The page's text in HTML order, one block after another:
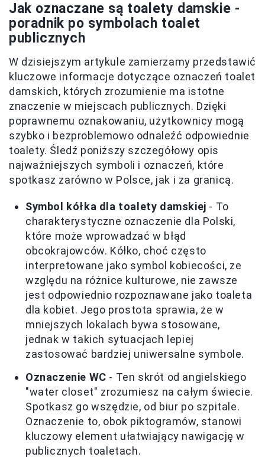
Jak oznaczane są toalety damskie -
poradnik po symbolach toalet
publicznych
W dzisiejszym artykule zamierzamy przedstawić
kluczowe informacje dotyczące oznaczeń toalet
damskich, których zrozumienie ma istotne
znaczenie w miejscach publicznych. Dzięki
poprawnemu oznakowaniu, użytkownicy mogą
szybko i bezproblemowo odnaleźć odpowiednie
toalety. Śledź poniższy szczegółowy opis
najważniejszych symboli i oznaczeń, które
spotkasz zarówno w Polsce, jak i za granicą.
Symbol kółka dla toalety damskiej - To
charakterystyczne oznaczenie dla Polski,
które może wprowadzać w błąd
obcokrajowców. Kółko, choć często
interpretowane jako symbol kobiecości, ze
względu na różnice kulturowe, nie zawsze
jest odpowiednio rozpoznawane jako toaleta
dla kobiet. Jego prostota sprawia, że w
mniejszych lokalach bywa stosowane,
jednak w takich sytuacjach lepiej
zastosować bardziej uniwersalne symbole.
Oznaczenie WC - Ten skrót od angielskiego
"water closet" zrozumiesz na całym świecie.
Spotkasz go wszędzie, od biur po szpitale.
Oznaczenie to, obok piktogramów, stanowi
kluczowy element ułatwiający nawigację w
publicznych toaletach.